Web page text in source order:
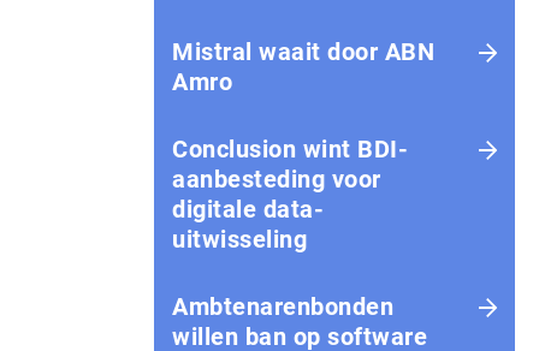
Mistral waait door ABN
Amro
Conclusion wint BDI-
aanbesteding voor
digitale data-
uitwisseling
Ambtenarenbonden
willen ban op software